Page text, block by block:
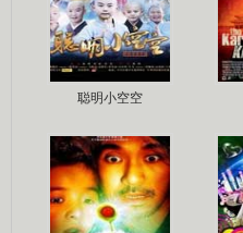
聪明小空空